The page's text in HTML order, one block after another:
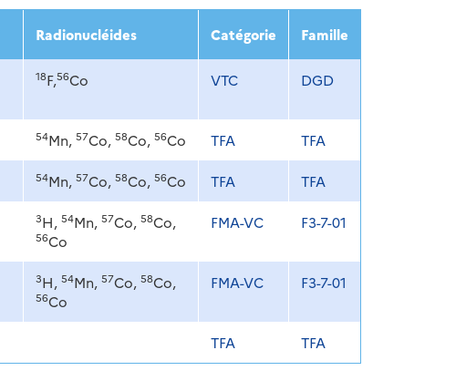
2020 2021 2022 2023
Radionucléides Catégorie Famille
18F,56Co VTC DGD
54Mn, 57Co, 58Co, 56Co TFA TFA
54Mn, 57Co, 58Co, 56Co TFA TFA
3H, 54Mn, 57Co, 58Co,
56Co
FMA-VC F3-7-01
3H, 54Mn, 57Co, 58Co,
56Co
FMA-VC F3-7-01
TFA TFA